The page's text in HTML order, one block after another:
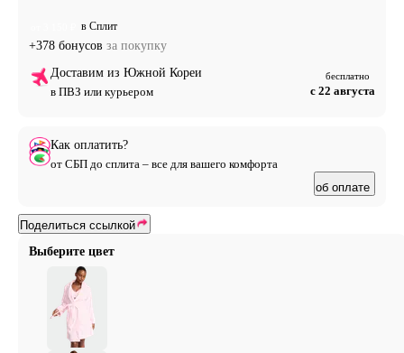
Выберите цвет
в Сплит
+378 бонусов за покупку
Доставим из Южной Кореи
в ПВЗ или курьером
бесплатно
с 22 августа
Как оплатить?
от СБП до сплита – все для вашего комфорта
об оплате
Поделиться ссылкой